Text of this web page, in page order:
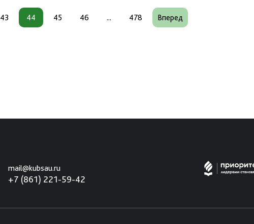
43 44 45 46 ... 478 Вперед
mail@kubsau.ru
+7 (861) 221-59-42